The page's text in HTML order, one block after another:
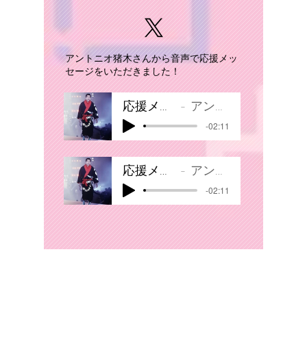
アントニオ猪木さんから音声で応援メッ
セージをいただきました！
アントニオ猪木
-02:11
アントニオ猪木
-02:11